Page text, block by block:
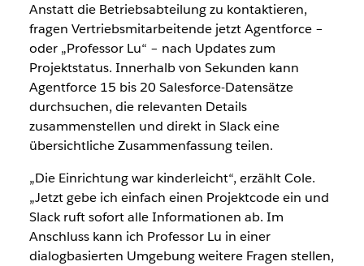
Anstatt die Betriebsabteilung zu kontaktieren,
fragen Vertriebsmitarbeitende jetzt Agentforce –
oder „Professor Lu“ – nach Updates zum
Projektstatus. Innerhalb von Sekunden kann
Agentforce 15 bis 20 Salesforce-Datensätze
durchsuchen, die relevanten Details
zusammenstellen und direkt in Slack eine
übersichtliche Zusammenfassung teilen.
„Die Einrichtung war kinderleicht“, erzählt Cole.
„Jetzt gebe ich einfach einen Projektcode ein und
Slack ruft sofort alle Informationen ab. Im
Anschluss kann ich Professor Lu in einer
dialogbasierten Umgebung weitere Fragen stellen,